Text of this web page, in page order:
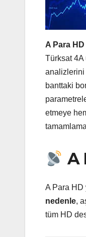
A Para
Türksat 4A
analizlerini
banttaki
etmeye
A
A Para HD
nedenle,
tüm HD